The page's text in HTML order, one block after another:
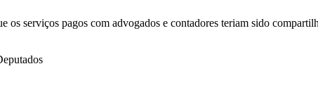
serviços pagos com advogados e contadores teriam sido